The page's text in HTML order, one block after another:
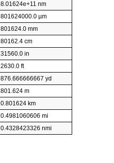
8.01624e+11 nm
801624000.0 µm
801624.0 mm
80162.4 cm
31560.0 in
2630.0 ft
876.666666667 yd
801.624 m
0.801624 km
0.4981060606 mi
0.4328423326 nmi